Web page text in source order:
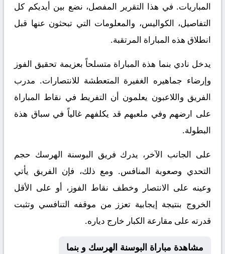
المباريات. في هذا التقرير المفصل، نضع بين أيديكم كل
التفاصيل، الكواليس، والمعلومات التي تبحثون عنها قبل
انطلاق هذه المباراة المرتقبة.
يدخل نادي بنما هذة المباراة متسلحاً بعزيمة تحقيق الفوز
وإرضاء جماهيره الغفيرة المتعطشة للانتصارات. مدرب
الفريق واللاعبون يعلمون أن التفريط في نقاط المباراة
على ارضهم وفي ملعبهم قد يكلفهم غالياً في سباق هذة
البطولة.
على الجانب الآخر، يدرك فريق البوسنة الهرسك حجم
التحدي وصعوبة المنافس. ومع ذلك، فإن الفريق يأتي
وعينه على الانتصار وخطف نقاط الفوز، أو على الأقل
الخروج بنتيجة إيجابية تعزز من موقفه التنافسي وتثبت
قدرته على مقارعة الكبار خارج دياره.
مشاهدة مباراة البوسنة الهرسك و بنما